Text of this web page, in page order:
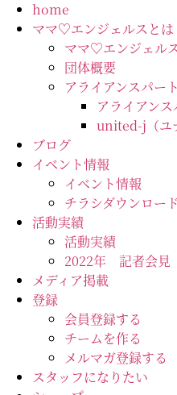
home
ママ♡エンジェルスとは
ママ♡エンジェル
団体概要
アライアンスパー
アライアン
united-j（ユ
ブログ
イベント情報
イベント情報
チラシダウンロード
活動実績
活動実績
2022年 記者会
メディア掲載
登録
会員登録する
チームを作る
メルマガ登録する
スタッフになりたい